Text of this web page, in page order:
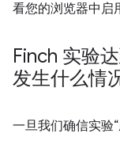
看您的浏览器中启
Finch 实验
发生什么情
一旦我们确信实验